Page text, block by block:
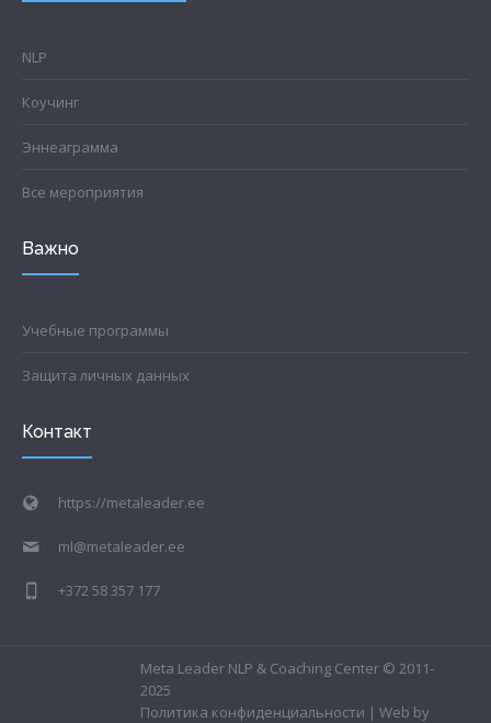
NLP
Коучинг
Эннеаграмма
Все мероприятия
Важно
Учебные программы
Защита личных данных
Контакт
https://metaleader.ee
ml@metaleader.ee
+372 58 357 177
Meta Leader NLP & Coaching Center © 2011-
2025
Политика конфиденциальности | Web by